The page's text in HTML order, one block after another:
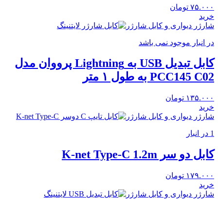
۷۵.۰۰۰ تومان
خرید
شارژر دیواری و کابل شارژر
در انبار موجود نمی باشد
کابل تبدیل USB به Lightning پرووان مدل
PCC145 C02 به طول ۱ متر
۱۳۵.۰۰۰ تومان
خرید
شارژر دیواری و کابل شارژر
1 در انبار
کابل دو سر K-net Type-C 1.2m
۱۷۹.۰۰۰ تومان
خرید
شارژر دیواری و کابل شارژر